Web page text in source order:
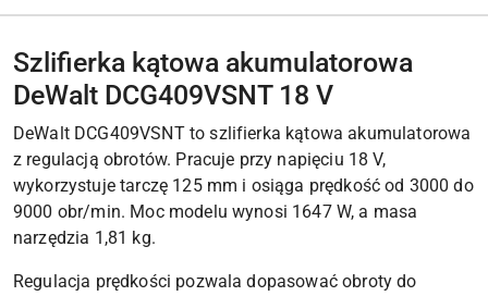
Szlifierka kątowa akumulatorowa
DeWalt DCG409VSNT 18 V
DeWalt DCG409VSNT to szlifierka kątowa akumulatorowa
z regulacją obrotów. Pracuje przy napięciu 18 V,
wykorzystuje tarczę 125 mm i osiąga prędkość od 3000 do
9000 obr/min. Moc modelu wynosi 1647 W, a masa
narzędzia 1,81 kg.
Regulacja prędkości pozwala dopasować obroty do